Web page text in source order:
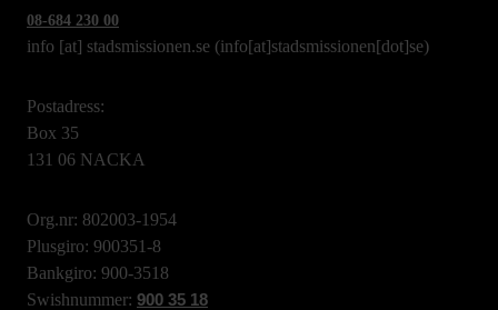
08-684 230 00
info [at] stadsmissionen.se (info[at]stadsmissionen[dot]se)
Postadress:
Box 35
131 06 NACKA
Org.nr: 802003-1954
Plusgiro: 900351-8
Bankgiro: 900-3518
Swishnummer: 900 35 18